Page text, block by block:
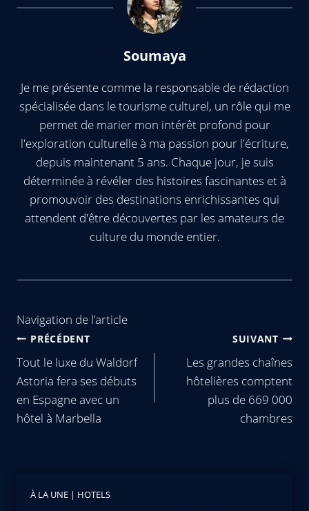
Soumaya
Je me présente comme la responsable de rédaction
spécialisée dans le tourisme culturel, un rôle qui me
permet de marier mon intérêt profond pour
l'exploration culturelle à ma passion pour l'écriture,
depuis maintenant 5 ans. Chaque jour, je suis
déterminée à révéler des histoires fascinantes et à
promouvoir des destinations enrichissantes qui
attendent d'être découvertes par les amateurs de
culture du monde entier.
Navigation de l’article
PRÉCÉDENT
Tout le luxe du Waldorf
Astoria fera ses débuts
en Espagne avec un
hôtel à Marbella
SUIVANT
Les grandes chaînes
hôtelières comptent
plus de 669 000
chambres
À LA UNE | HOTELS